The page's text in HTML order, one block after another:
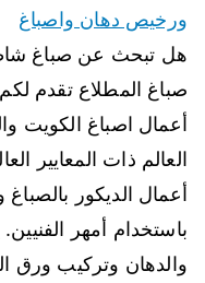
ورخيص دهان واصباغ
هل تبحث عن صباغ
صباغ المطلاع تقدم
أعمال اصباغ الكويت
العالم ذات المعايير
أعمال الديكور
باستخدام أمهر
والدهان وتركيب ورق